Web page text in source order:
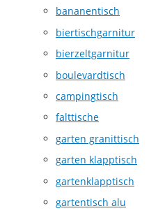
bananentisch
biertischgarnitur
bierzeltgarnitur
boulevardtisch
campingtisch
falttische
garten granittisch
garten klapptisch
gartenklapptisch
gartentisch alu